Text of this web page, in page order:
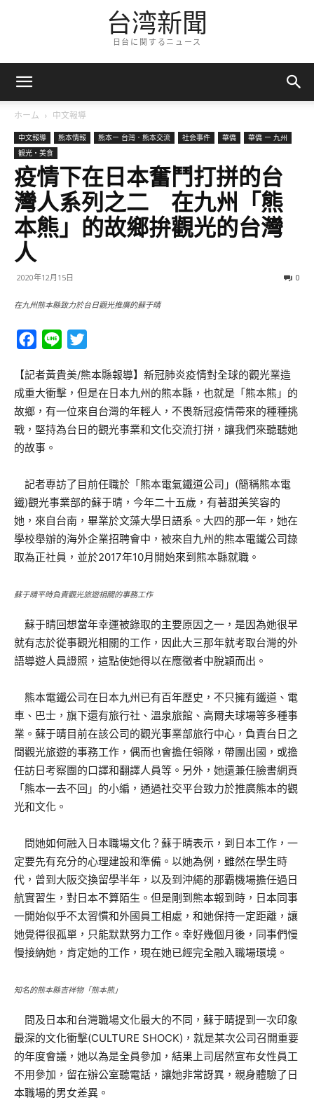
台湾新聞
日台に関するニュース
ホーム 中文報導
中文報導 熊本情報 熊本ー 台灣．熊本交流 社会事件 華僑
華僑 ー 九州
観光・美食
疫情下在日本奮鬥打拼的台
灣人系列之二 在九州「熊
本熊」的故鄉拚觀光的台灣
人
2020年12月15日 0
在九州熊本縣致力於台日觀光推廣的蘇于晴
Facebook
Line
【記者黃貴美/熊本縣報導】新冠肺炎疫情對全球的觀光業造
成重大衝擊，但是在日本九州的熊本縣，也就是「熊本熊」的
故鄉，有一位來自台灣的年輕人，不畏新冠疫情帶來的種種挑
戰，堅持為台日的觀光事業和文化交流打拼，讓我們來聽聽她
的故事。
記者專訪了目前任職於「熊本電氣鐵道公司」(簡稱熊本電
鐵)觀光事業部的蘇于晴，今年二十五歲，有著甜美笑容的
她，來自台南，畢業於文藻大學日語系。大四的那一年，她在
學校舉辦的海外企業招聘會中，被來自九州的熊本電鐵公司錄
取為正社員，並於2017年10月開始來到熊本縣就職。
蘇于晴平時負責觀光旅遊相關的事務工作
蘇于晴回想當年幸運被錄取的主要原因之一，是因為她很早
就有志於從事觀光相關的工作，因此大三那年就考取台灣的外
語導遊人員證照，這點使她得以在應徵者中脫穎而出。
熊本電鐵公司在日本九州已有百年歷史，不只擁有鐵道、電
車、巴士，旗下還有旅行社、溫泉旅館、高爾夫球場等多種事
業。蘇于晴目前在該公司的觀光事業部旅行中心，負責台日之
間觀光旅遊的事務工作，偶而也會擔任領隊，帶團出國，或擔
任訪日考察團的口譯和翻譯人員等。另外，她還兼任臉書網頁
「熊本一去不回」的小編，通過社交平台致力於推廣熊本的觀
光和文化。
問她如何融入日本職場文化？蘇于晴表示，到日本工作，一
定要先有充分的心理建設和準備。以她為例，雖然在學生時
代，曾到大阪交換留學半年，以及到沖繩的那霸機場擔任過日
航實習生，對日本不算陌生。但是剛到熊本報到時，日本同事
一開始似乎不太習慣和外國員工相處，和她保持一定距離，讓
她覺得很孤單，只能默默努力工作。幸好幾個月後，同事們慢
慢接納她，肯定她的工作，現在她已經完全融入職場環境。
知名的熊本縣吉祥物「熊本熊」
問及日本和台灣職場文化最大的不同，蘇于晴提到一次印象
最深的文化衝擊(CULTURE SHOCK)，就是某次公司召開重要
的年度會議，她以為是全員參加，結果上司居然宣布女性員工
不用參加，留在辦公室聽電話，讓她非常訝異，親身體驗了日
本職場的男女差異。